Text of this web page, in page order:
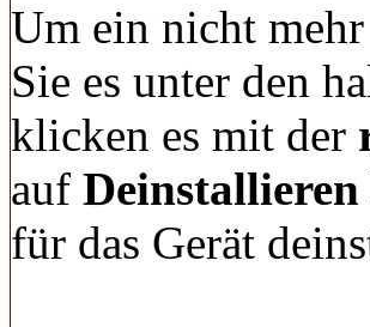
Um ein nicht
Sie es unter den
klicken es mit der
auf Deinstallieren
für das Gerät